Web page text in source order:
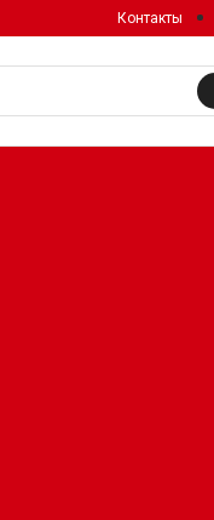
Контакты